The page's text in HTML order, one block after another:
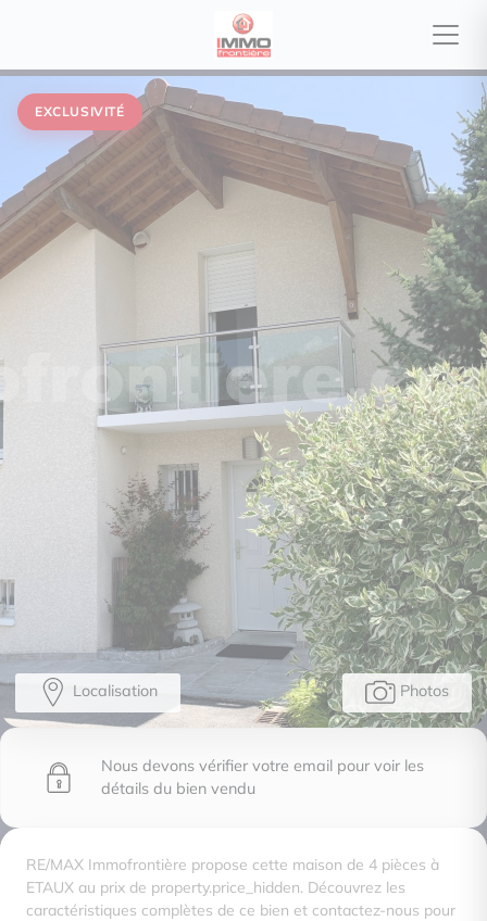
EXCLUSIVITÉ
Photos
Localisation
Nous devons vérifier votre email pour voir les
détails du bien vendu
RE/MAX Immofrontière propose cette maison de 4 pièces à
ETAUX au prix de property.price_hidden. Découvrez les
caractéristiques complètes de ce bien et contactez-nous pour